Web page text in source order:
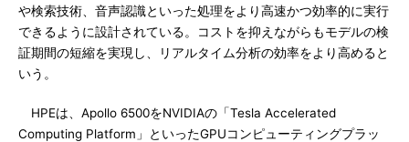
や検索技術、音声認識といった処理をより高速かつ効率的に実行
できるように設計されている。コストを抑えながらもモデルの検
証期間の短縮を実現し、リアルタイム分析の効率をより高めると
いう。
HPEは、Apollo 6500をNVIDIAの「Tesla Accelerated
Computing Platform」といったGPUコンピューティングプラッ